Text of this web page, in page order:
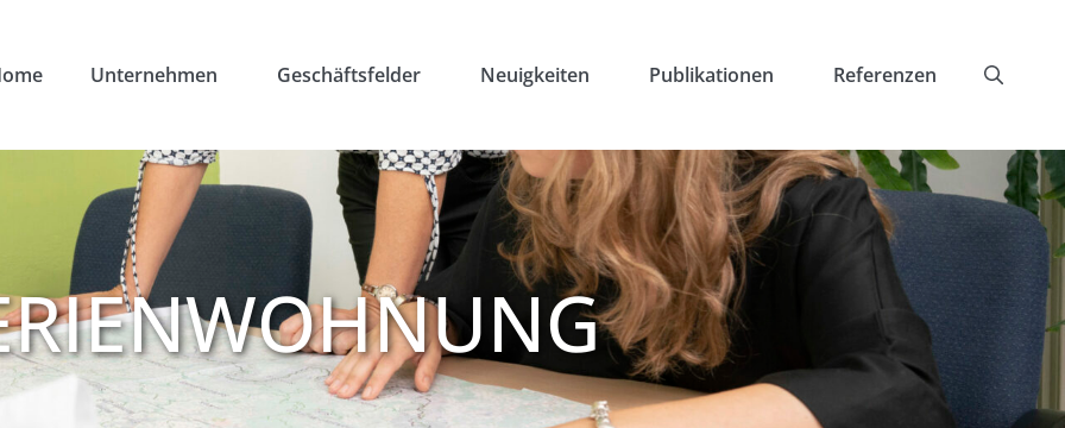
Unternehmen Geschäftsfelder Neuigkeiten Publikationen Referenzen